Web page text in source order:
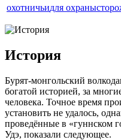
охотничьидля охраны
История
Бурят-монгольский
богатой историей, за
человека. Точное время
установить не удалось,
проведённые в «гуннском
Удэ, показали следующее.